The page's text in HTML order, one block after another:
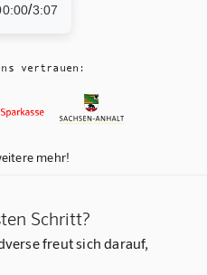
/3:07
vertrauen:
mehr!
Schritt?
freut sich darauf,